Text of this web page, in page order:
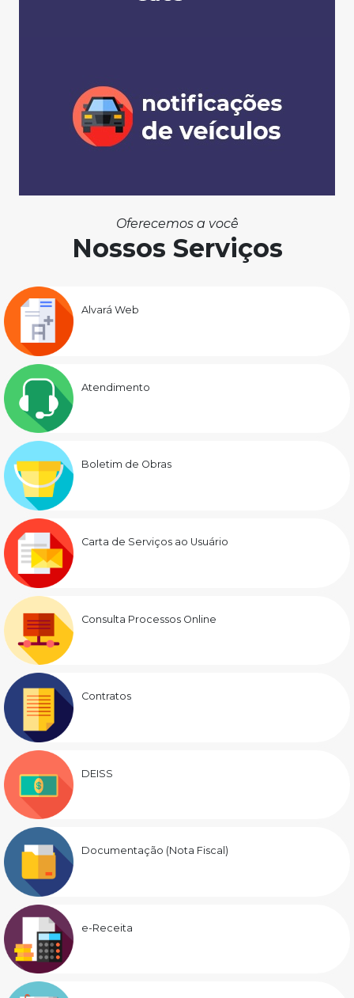
Oferecemos a você
Nossos Serviços
Alvará Web
Atendimento
Boletim de Obras
Carta de Serviços ao Usuário
Consulta Processos Online
Contratos
DEISS
Documentação (Nota Fiscal)
e-Receita